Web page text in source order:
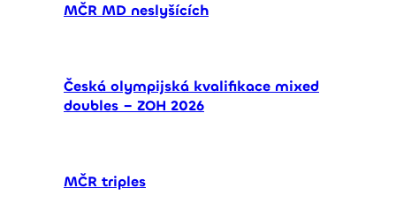
MČR MD neslyšících
Česká olympijská kvalifikace mixed
doubles – ZOH 2026
MČR triples